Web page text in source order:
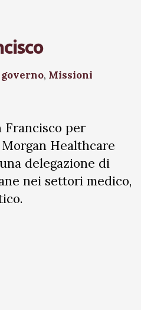
, Missioni
Francisco per
Healthcare
delegazione di
nei settori medico,